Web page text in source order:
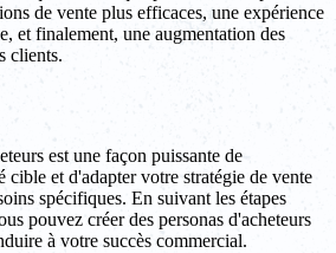
de vente plus efficaces, une expérience
et finalement, une augmentation des
clients.
est une façon puissante de
cible et d'adapter votre stratégie de vente
spécifiques. En suivant les étapes
pouvez créer des personas d'acheteurs
à votre succès commercial.